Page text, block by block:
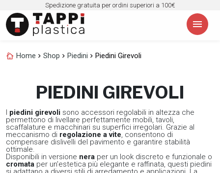
Spedizione gratuita per ordini superiori a 100€
menu
cottage Home chevron_right Shop chevron_right Piedini chevron_right Piedini Girevoli
PIEDINI GIREVOLI
I piedini girevoli sono accessori regolabili in altezza che
permettono di livellare perfettamente mobili, tavoli,
scaffalature e macchinari su superfici irregolari. Grazie al
meccanismo di regolazione a vite, consentono di
compensare dislivelli del pavimento e garantire stabilità
ottimale.
Disponibili in versione nera per un look discreto e funzionale o
cromata per un'estetica più elegante e raffinata, questi piedini